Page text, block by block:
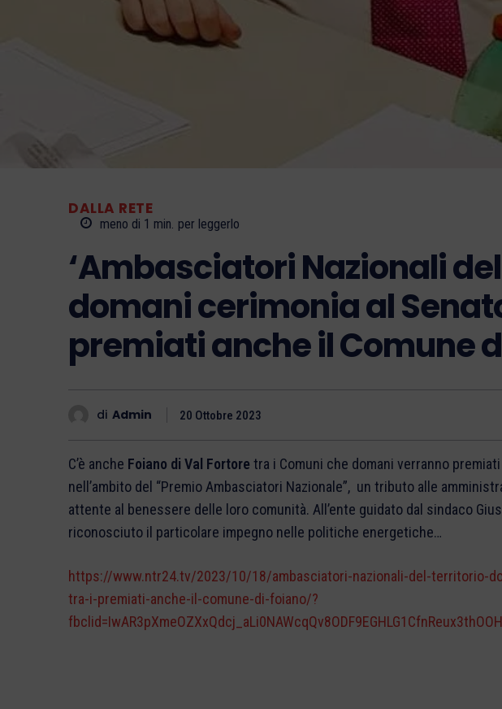
DALLA RETE
meno di 1 min. per leggerlo
‘Ambasciatori Nazionali
domani cerimonia al
premiati anche il Comune
di Admin 20 Ottobre 2023
C’è anche Foiano di Val Fortore tra i Comuni che domani verranno
nell’ambito del “Premio Ambasciatori Nazionale”, un tributo alle
attente al benessere delle loro comunità. All’ente guidato dal sindaco
riconosciuto il particolare impegno nelle politiche energetiche…
https://www.ntr24.tv/2023/10/18/ambasciatori-nazionali-del-territorio-
tra-i-premiati-anche-il-comune-di-foiano/?